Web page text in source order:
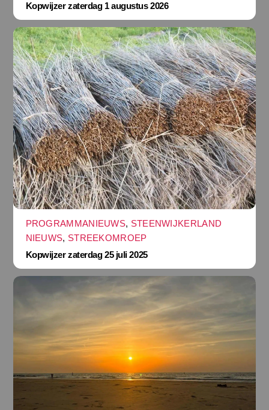
Kopwijzer zaterdag 1 augustus 2026
PROGRAMMANIEUWS, STEENWIJKERLAND
NIEUWS, STREEKOMROEP
Kopwijzer zaterdag 25 juli 2025